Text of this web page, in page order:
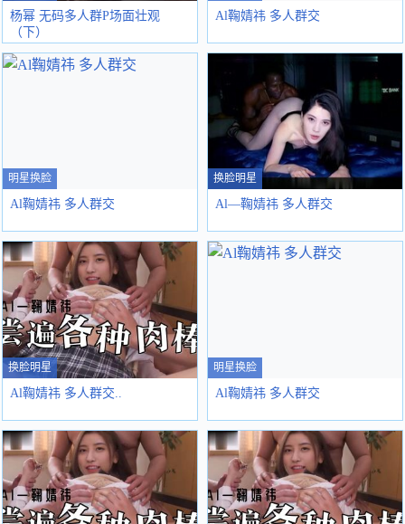
杨幂 无码多人群P场面壮观
（下）
Al鞠婧祎 多人群交
明星换脸
Al鞠婧祎 多人群交
换脸明星
Al—鞠婧祎 多人群交
换脸明星
Al鞠婧祎 多人群交..
明星换脸
Al鞠婧祎 多人群交